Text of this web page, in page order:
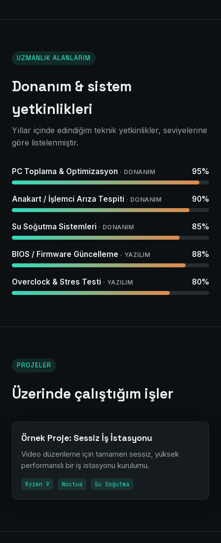
UZMANLIK ALANLARIM
Donanım & sistem
yetkinlikleri
Yıllar içinde edindiğim teknik yetkinlikler, seviyelerine
göre listelenmiştir.
PC Toplama & Optimizasyon · DONANIM 95%
Anakart / İşlemci Arıza Tespiti · DONANIM 90%
Su Soğutma Sistemleri · DONANIM 85%
BIOS / Firmware Güncelleme · YAZILIM 88%
Overclock & Stres Testi · YAZILIM 80%
PROJELER
Üzerinde çalıştığım işler
Örnek Proje: Sessiz İş İstasyonu
Video düzenleme için tamamen sessiz, yüksek
performanslı bir iş istasyonu kurulumu.
Ryzen 9 Noctua Su Soğutma